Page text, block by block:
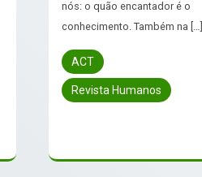
nós: o quão encantador é o
conhecimento. Também na […]
ACT
Revista Humanos